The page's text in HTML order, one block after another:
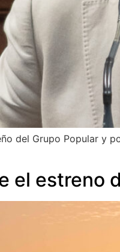
del Grupo Popular y
el estreno